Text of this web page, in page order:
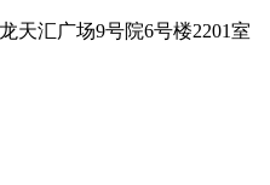
天汇广场9号院6号楼2201室